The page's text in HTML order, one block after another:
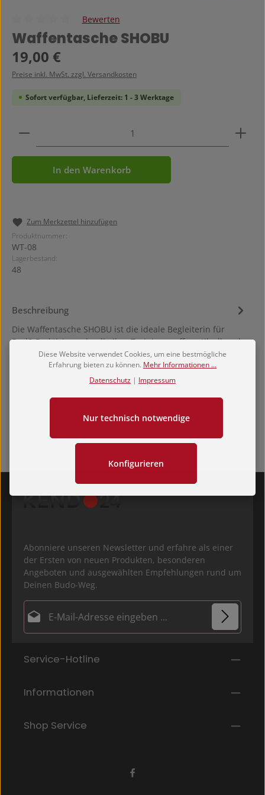
Durchschnittliche Bewertung von 0 von 5 Sternen
Bewerten
Waffentasche SHOBU
Regulärer Preis:
19,00 €
Preise inkl. MwSt. zzgl. Versandkosten
Sofort verfügbar, Lieferzeit: 1 - 3 Werktage
Produkt Anzahl: Gib den gewünschten Wert ein
In den Warenkorb
Zum Merkzettel hinzufügen
Produktnummer:
WT-08
Lagerbestand:
48
Beschreibung
Die Waffentasche SHOBU ist die ideale Begleiterin für
Budō-Praktizierende, die ihre Trainingswaffen stilvoll und
sicher tran…Mehr
Bewertungen
Abonniere unseren Newsletter und erfahre als einer
der Ersten von neuen Produkten, besonderen
Angeboten und ausgewählten Empfehlungen rund um
Deinen Budo-Weg.
E-Mail-Adresse*
Ich habe dieDatenschutzbestimmungen
mit ihnen einverstanden.
Die mit einem Stern (*) markierten Felder sind
Pflichtfelder.
Service-Hotline
Informationen
Shop Service
Diese Website verwendet Cookies, um eine bestmögliche
Erfahrung bieten zu können. Mehr Informationen ...
Datenschutz | Impressum
Nur technisch notwendige
Konfigurieren